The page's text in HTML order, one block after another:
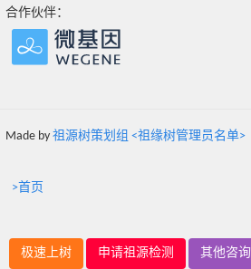
合作伙伴：
Made by 祖源树策划组 <祖缘树管理员名单>
>首页
极速上树 申请祖源检测 其他咨询